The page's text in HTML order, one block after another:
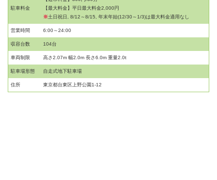
駐車料金
【最大料金】平日最大料金2,000円
※土日祝日, 8/12～8/15, 年末年始(12/30～1/3)は最大料金適用なし
営業時間 6:00～24:00
収容台数 104台
車両制限 高さ2.07m 幅2.0m 長さ6.0m 重量2.0t
駐車場形態 自走式地下駐車場
住所 東京都台東区上野公園1-12